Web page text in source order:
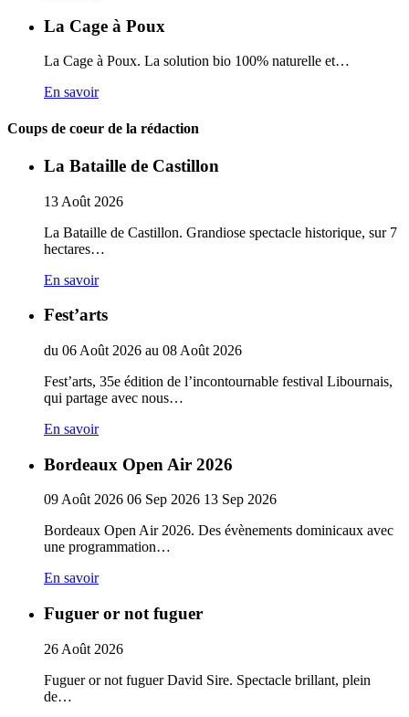
La Cage à Poux
La Cage à Poux. La solution bio 100% naturelle et…
En savoir
Coups de coeur de la rédaction
La Bataille de Castillon
13 Août 2026
La Bataille de Castillon. Grandiose spectacle historique, sur 7
hectares…
En savoir
Fest’arts
du 06 Août 2026 au 08 Août 2026
Fest’arts, 35e édition de l’incontournable festival Libournais,
qui partage avec nous…
En savoir
Bordeaux Open Air 2026
09Août 2026 06 Sep 2026 13 Sep 2026
Bordeaux Open Air 2026. Des évènements dominicaux avec
une programmation…
En savoir
Fuguer or not fuguer
26 Août 2026
Fuguer or not fuguer David Sire. Spectacle brillant, plein
de…